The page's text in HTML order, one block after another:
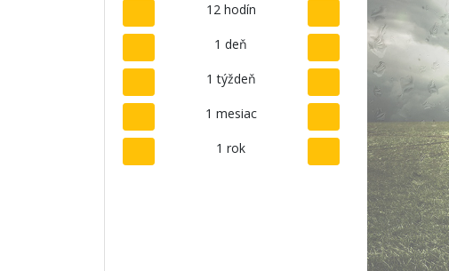
12 hodín
1 deň
1 týždeň
1 mesiac
1 rok